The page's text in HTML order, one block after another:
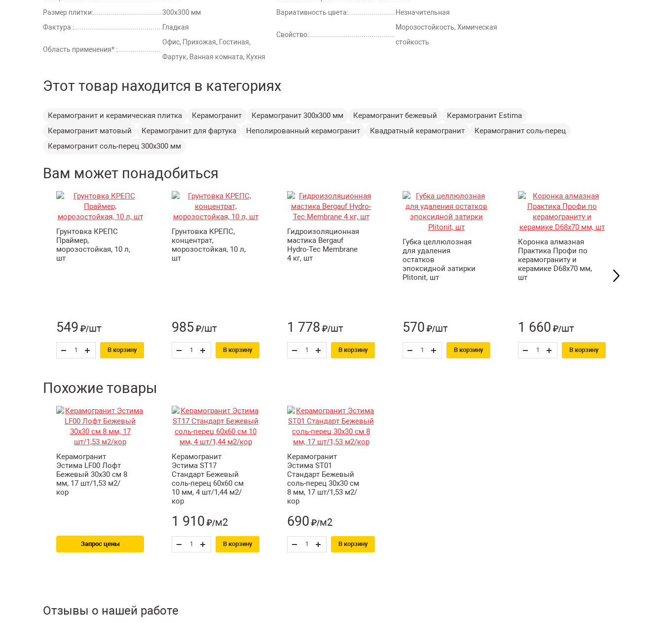
Размер плитки:
300х300 мм
Фактура :
Гладкая
Область применения* :
Офис, Прихожая, Гостиная,
Фартук, Ванная комната, Кухня
Вариативность цвета:
Незначительная
Свойство:
Морозостойкость, Химическая
стойкость
Этот товар находится в категориях
Керамогранит и керамическая плитка Керамогранит Керамогранит 300х300 мм Керамогранит бежевый
Керамогранит Estima
Керамогранит матовый
Керамогранит для фартука Неполированный керамогранит Квадратный керамогранит
Керамогранит соль-перец
Керамогранит соль-перец 300х300 мм
Вам может понадобиться
Грунтовка КРЕПС
Праймер,
морозостойкая, 10 л,
шт
549 ₽/шт
В корзину
Грунтовка КРЕПС,
концентрат,
морозостойкая, 10 л,
шт
985 ₽/шт
В корзину
Гидроизоляционная
мастика Bergauf
Hydro-Tec Membrane
4 кг, шт
1 778 ₽/шт
В корзину
Губка целлюлозная
для удаления
остатков
эпоксидной затирки
Plitonit, шт
570 ₽/шт
В корзину
Коронка алмазная
Практика Профи по
керамограниту и
керамике D68х70 мм,
шт
1 660 ₽/шт
В корзину
Похожие товары
Керамогранит
Эстима LF00 Лофт
Бежевый 30x30 см 8
мм, 17 шт/1,53 м2/
кор
Запрос цены
Керамогранит
Эстима ST17
Стандарт Бежевый
соль-перец 60x60 см
10 мм, 4 шт/1,44 м2/
кор
1 910 ₽/м2
В корзину
Керамогранит
Эстима ST01
Стандарт Бежевый
соль-перец 30x30 см
8 мм, 17 шт/1,53 м2/
кор
690 ₽/м2
В корзину
Отзывы о нашей работе